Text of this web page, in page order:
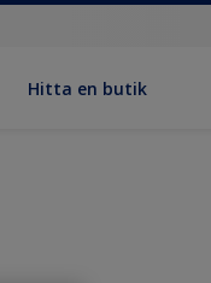
Hitta en butik